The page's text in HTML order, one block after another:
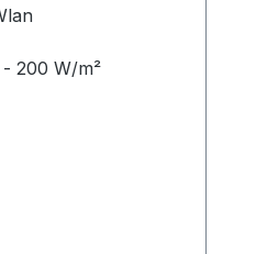
200 W/m²